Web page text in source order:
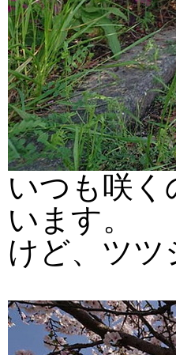
いつも咲く
います。
けど、ツツ